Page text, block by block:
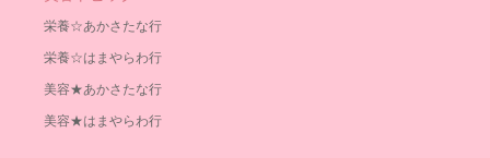
栄養☆あかさたな行
栄養☆はまやらわ行
美容★あかさたな行
美容★はまやらわ行